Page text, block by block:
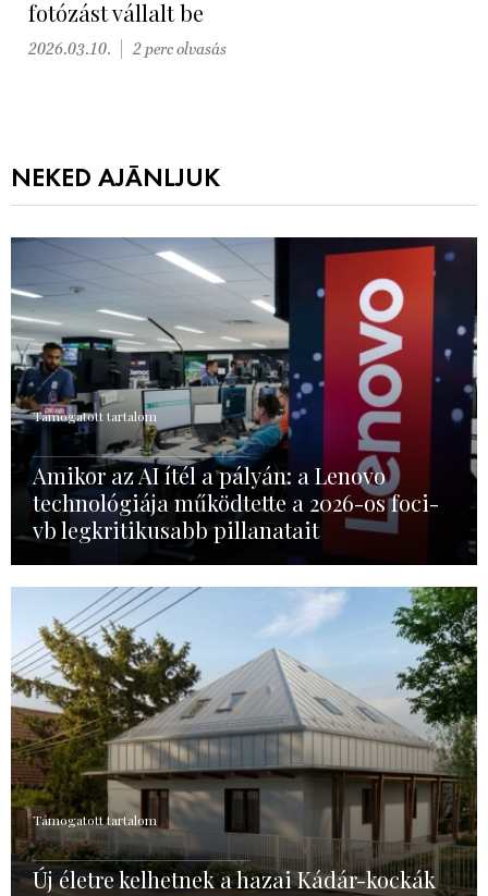
fotózást vállalt be
2026.03.10. 2 perc olvasás
NEKED AJÁNLJUK
Támogatott tartalom
Amikor az AI ítél a pályán: a Lenovo
technológiája működtette a 2026-os foci-
vb legkritikusabb pillanatait
Támogatott tartalom
Új életre kelhetnek a hazai Kádár-kockák